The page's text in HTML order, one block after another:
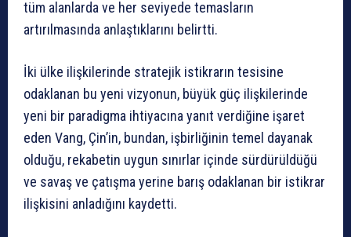
tüm alanlarda ve her seviyede temasların
artırılmasında anlaştıklarını belirtti.
İki ülke ilişkilerinde stratejik istikrarın tesisine
odaklanan bu yeni vizyonun, büyük güç ilişkilerinde
yeni bir paradigma ihtiyacına yanıt verdiğine işaret
eden Vang, Çin’in, bundan, işbirliğinin temel dayanak
olduğu, rekabetin uygun sınırlar içinde sürdürüldüğü
ve savaş ve çatışma yerine barış odaklanan bir istikrar
ilişkisini anladığını kaydetti.